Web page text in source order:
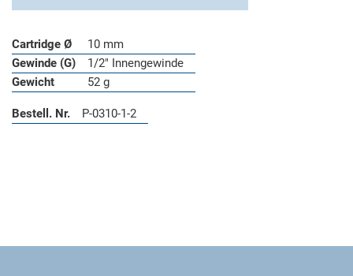
Cartridge Ø
10 mm
Gewinde (G)
1/2" Innengewinde
Gewicht
52 g
Bestell. Nr. P-0310-1-2